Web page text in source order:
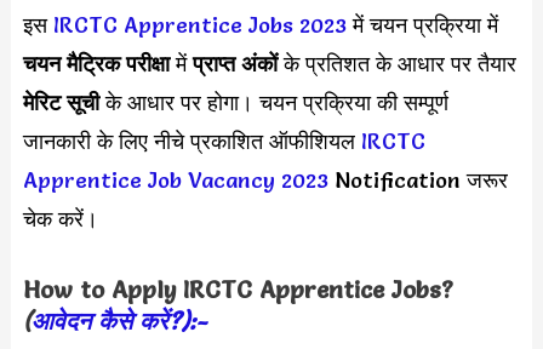
इस IRCTC Apprentice Jobs 2023में चयन प्रक्रिया में
चयन मैट्रिक परीक्षामेंप्राप्त अंकोंके प्रतिशत के आधार पर तैयार
मेरिट सूचीके आधार पर होगा। चयन प्रक्रिया की सम्पूर्ण
जानकारी के लिए नीचे प्रकाशित ऑफीशियल IRCTC
Apprentice Job Vacancy 2023Notification जरूर
चेक करें।
How to Apply IRCTC Apprentice Jobs?
(आवेदन कैसे करें?):-